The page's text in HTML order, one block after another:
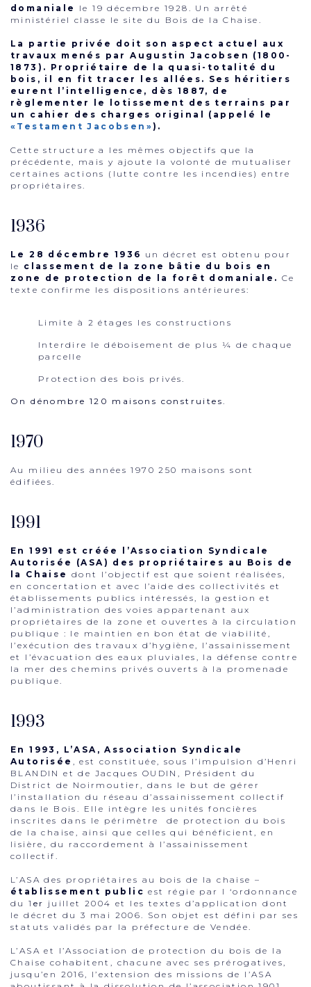
domaniale
le 19 décembre 1928. Un arrêté
ministériel classe le site du Bois de la Chaise.
La partie privée doit son aspect actuel aux
travaux menés par Augustin Jacobsen (1800-
1873). Propriétaire de la quasi-totalité du
bois, il en fit tracer les allées. Ses héritiers
eurent l’intelligence, dès 1887, de
règlementer le lotissement des terrains par
un cahier des charges original (appelé le
«Testament Jacobsen»).
Cette structure a les mêmes objectifs que la
précédente, mais y ajoute la volonté de mutualiser
certaines actions (lutte contre les incendies) entre
propriétaires.
1936
Le 28 décembre 1936 un décret est obtenu pour
le classement de la zone bâtie du bois en
zone de protection de la forêt domaniale. Ce
texte confirme les dispositions antérieures:
Limite à 2 étages les constructions
Interdire le déboisement de plus ¼ de chaque
parcelle
Protection des bois privés.
On dénombre 120 maisons construites.
1970
Au milieu des années 1970 250 maisons sont
édifiées.
1991
En 1991 est créée l’Association Syndicale
Autorisée (ASA) des propriétaires au Bois de
la Chaisedont l’objectif est que soient réalisées,
en concertation et avec l’aide des collectivités et
établissements publics intéressés, la gestion et
l’administration des voies appartenant aux
propriétaires de la zone et ouvertes à la circulation
publique : le maintien en bon état de viabilité,
l’exécution des travaux d’hygiène, l’assainissement
et l’évacuation des eaux pluviales, la défense contre
la mer des chemins privés ouverts à la promenade
publique.
1993
En 1993, L’ASA, Association Syndicale
Autorisée , est constituée, sous l’impulsion d’Henri
BLANDIN et de Jacques OUDIN, Président du
District de Noirmoutier, dans le but de gérer
l’installation du réseau d’assainissement collectif
dans le Bois. Elle intègre les unités foncières
inscrites dans le périmètre de protection du bois
de la chaise, ainsi que celles qui bénéficient, en
lisière, du raccordement à l’assainissement
collectif.
L’ASA des propriétaires au bois de la chaise –
établissement public est régie par l ‘ordonnance
du 1 er juillet 2004 et les textes d’application dont
le décret du 3 mai 2006. Son objet est défini par ses
statuts validés par la préfecture de Vendée.
L’ASA et l’Association de protection du bois de la
Chaise cohabitent, chacune avec ses prérogatives,
jusqu’en 2016, l’extension des missions de l’ASA